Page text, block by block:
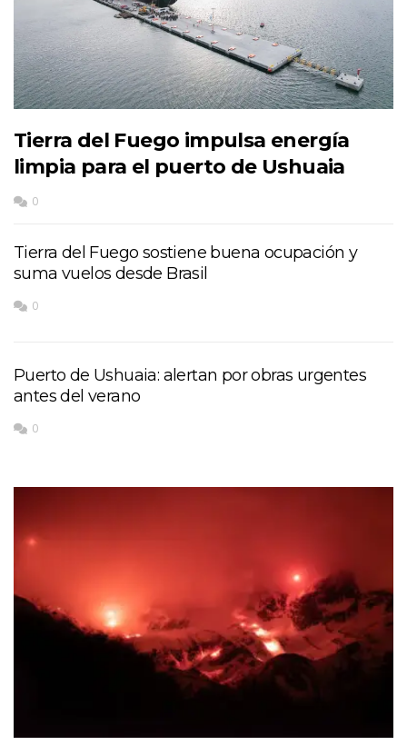
Tierra del Fuego impulsa energía
limpia para el puerto de Ushuaia
0
Tierra del Fuego sostiene buena ocupación y
suma vuelos desde Brasil
0
Puerto de Ushuaia: alertan por obras urgentes
antes del verano
0